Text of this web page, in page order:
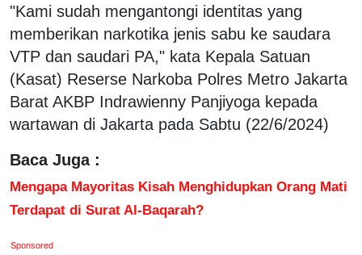
"Kami sudah mengantongi identitas yang
memberikan narkotika jenis sabu ke saudara
VTP dan saudari PA," kata Kepala Satuan
(Kasat) Reserse Narkoba Polres Metro Jakarta
Barat AKBP Indrawienny Panjiyoga kepada
wartawan di Jakarta pada Sabtu (22/6/2024)
Baca Juga :
Mengapa Mayoritas Kisah Menghidupkan Orang Mati
Terdapat di Surat Al-Baqarah?
Sponsored